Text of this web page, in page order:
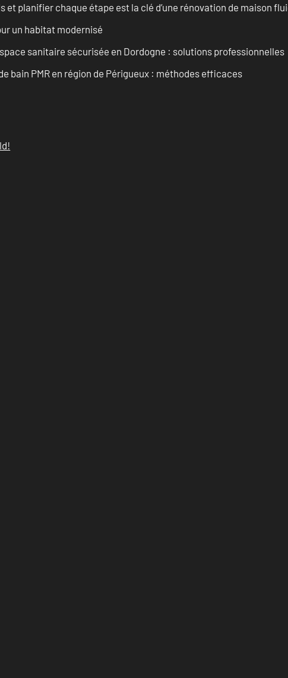
et planifier chaque étape est la clé d’une rénovation de maison
un habitat modernisé
sanitaire sécurisée en Dordogne : solutions professionnelles
bain PMR en région de Périgueux : méthodes efficaces